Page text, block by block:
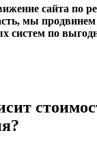
сайта по
мы
систем по